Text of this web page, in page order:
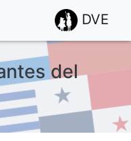
DVE
del